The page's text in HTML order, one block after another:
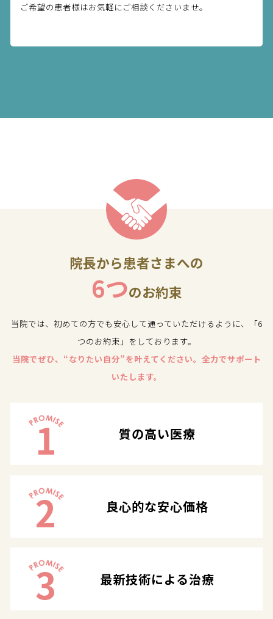
ご希望の患者様はお気軽にご相談くださいませ。
院長から患者さまへの
6つのお約束
当院では、初めての方でも安心して通っていただけるように、「6
つのお約束」をしております。
当院でぜひ、“なりたい自分”を叶えてください。全力でサポート
いたします。
1 質の高い医療
2 良心的な安心価格
3 最新技術による治療